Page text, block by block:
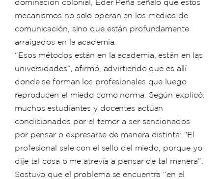
dominación colonial, Éder Peña señaló que estos
mecanismos no solo operan en los medios de
comunicación, sino que están profundamente
arraigados en la academia.
“Esos métodos están en la academia, están en las
universidades”, afirmó, advirtiendo que es allí
donde se forman los profesionales que luego
reproducen el miedo como norma. Según explicó,
muchos estudiantes y docentes actúan
condicionados por el temor a ser sancionados
por pensar o expresarse de manera distinta: “El
profesional sale con el sello del miedo, porque yo
dije tal cosa o me atrevía a pensar de tal manera”.
Sostuvo que el problema se encuentra “en el